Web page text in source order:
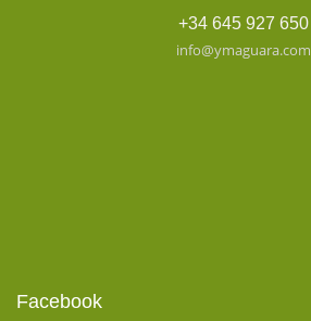
+34 645 927 650
info@ymaguara.com
Facebook